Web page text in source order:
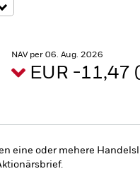
NAV per 06. Aug. 2026
EUR -
eine oder mehere